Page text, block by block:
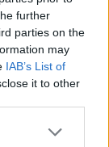
further
parties on the
may
IAB’s List of
it to other
η